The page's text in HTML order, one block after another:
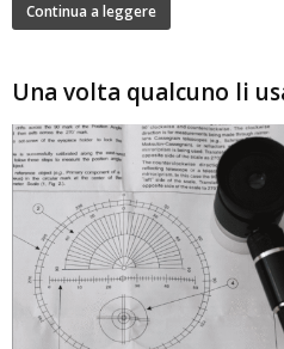
Continua a leggere
Una volta qualcuno li